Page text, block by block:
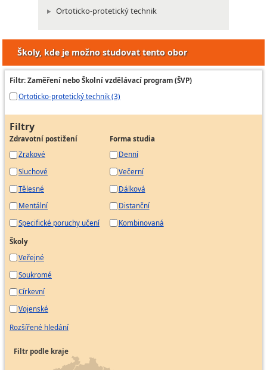
Ortoticko-protetický technik
Školy, kde je možno studovat tento obor
Filtr: Zaměření nebo Školní vzdělávací program (ŠVP)
Ortoticko-protetický technik (3)
Filtry
Zdravotní postižení
Zrakové
Sluchové
Tělesné
Mentální
Specifické poruchy učení
Forma studia
Denní
Večerní
Dálková
Distanční
Kombinovaná
Školy
Veřejné
Soukromé
Církevní
Vojenské
Rozšířené hledání
Filtr podle kraje